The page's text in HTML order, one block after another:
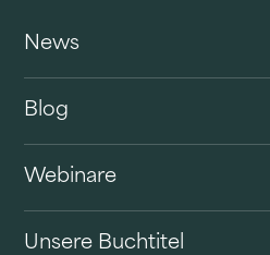
News
Blog
Webinare
Unsere Buchtitel